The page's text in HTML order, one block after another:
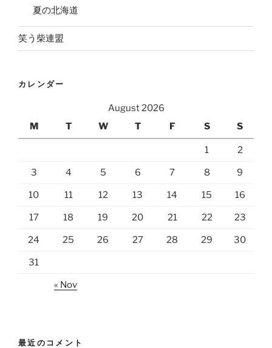
夏の北海道
笑う柴連盟
カレンダー
August 2026
M
T W T F S S
1 2
3 4 5 6 7 8 9
10 11 12 13 14 15 16
17 18 19 20 21 22 23
24 25 26 27 28 29 30
31
« Nov
最近のコメント